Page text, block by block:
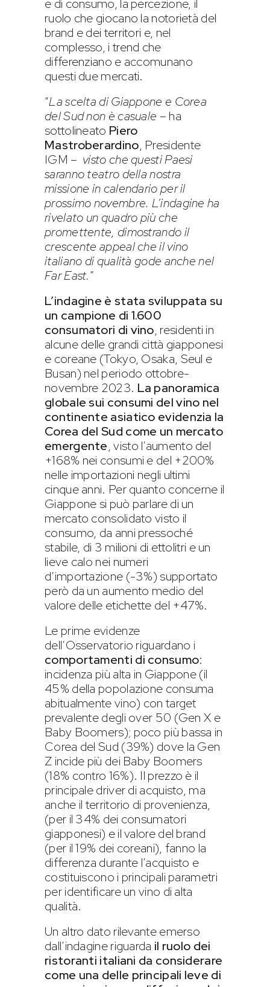
e di consumo, la percezione, il
ruolo che giocano la notorietà del
brand e dei territori e, nel
complesso, i trend che
differenziano e accomunano
questi due mercati.
“La scelta di Giappone e Corea
del Sud non è casuale – ha
sottolineato Piero
Mastroberardino, Presidente
IGM – visto che questi Paesi
saranno teatro della nostra
missione in calendario per il
prossimo novembre. L’indagine ha
rivelato un quadro più che
promettente, dimostrando il
crescente appeal che il vino
italiano di qualità gode anche nel
Far East.”
L’indagine è stata sviluppata su
un campione di 1.600
consumatori di vino, residenti in
alcune delle grandi città giapponesi
e coreane (Tokyo, Osaka, Seul e
Busan) nel periodo ottobre-
novembre 2023. La panoramica
globale sui consumi del vino nel
continente asiatico evidenzia la
Corea del Sud come un mercato
emergente, visto l’aumento del
+168% nei consumi e del +200%
nelle importazioni negli ultimi
cinque anni. Per quanto concerne il
Giappone si può parlare di un
mercato consolidato visto il
consumo, da anni pressoché
stabile, di 3 milioni di ettolitri e un
lieve calo nei numeri
d’importazione (-3%) supportato
però da un aumento medio del
valore delle etichette del +47%.
Le prime evidenze
dell’Osservatorio riguardano i
comportamenti di consumo:
incidenza più alta in Giappone (il
45% della popolazione consuma
abitualmente vino) con target
prevalente degli over 50 (Gen X e
Baby Boomers); poco più bassa in
Corea del Sud (39%) dove la Gen
Z incide più dei Baby Boomers
(18% contro 16%). Il prezzo è il
principale driver di acquisto, ma
anche il territorio di provenienza,
(per il 34% dei consumatori
giapponesi) e il valore del brand
(per il 19% dei coreani), fanno la
differenza durante l’acquisto e
costituiscono i principali parametri
per identificare un vino di alta
qualità.
Un altro dato rilevante emerso
dall’indagine riguarda il ruolo dei
ristoranti italiani da considerare
come una delle principali leve di